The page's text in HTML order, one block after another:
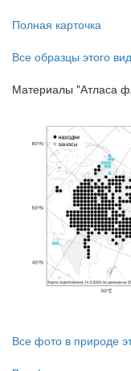
Полная карточка
Все образцы этого
Материалы "Атласа
Все фото в природе